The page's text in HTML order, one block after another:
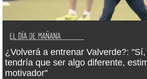
¿Volverá a entrenar Valverde?:
tendría que ser algo diferente,
motivador''